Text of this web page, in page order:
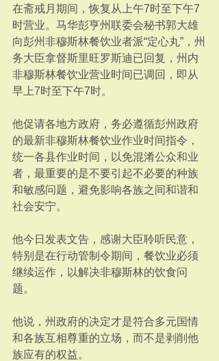
在斋戒月期间，恢复从上午7时至下午7
时营业。马华彭亨州联委会秘书郭大雄
向彭州非穆斯林餐饮业者派“定心丸”，州
务大臣拿督斯里旺罗斯迪已回复，州内
非穆斯林餐饮业营业时间已调回，即从
早上7时至下午7时。
他促请各地方政府，务必遵循彭州政府
的最新非穆斯林餐饮业作业时间指令，
统一各县作业时间，以免混淆公众和业
者，最重要的是不要引起不必要的种族
和敏感问题，避免影响各族之间和谐和
社会安宁。
他今日发表文告，感谢大臣聆听民意，
特别是在行动管制令期间，餐饮业必须
继续运作，以解决非穆斯林的饮食问
题。
他说，州政府的决定才是符合多元国情
和各族互相尊重的立场，而不是剥削他
族应有的权益。